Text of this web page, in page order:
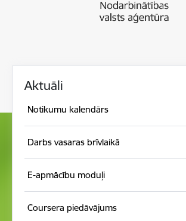
Aktuāli
Notikumu kalendār s
Darbs vasaras brīvlaikā
E-apmācību moduļi
Coursera piedāvājums